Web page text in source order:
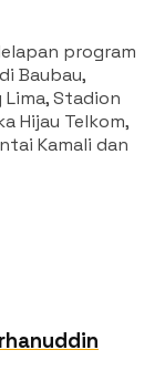
program
Baubau,
Stadion
Hijau Telkom,
Kamali dan